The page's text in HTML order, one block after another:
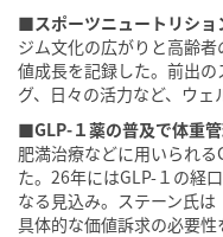
■スポーツニュートリショ
ジム文化の広がりと高齢
値成長を記録した。前出
グ、日々の活力など、ウェ
■GLP-１薬の普及で体重
肥満治療などに用いられ
た。26年にはGLP-１の経
なる見込み。ステーン氏
具体的な価値訴求の必要性